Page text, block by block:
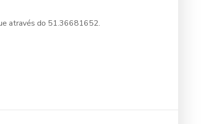
através do 51.36681652.